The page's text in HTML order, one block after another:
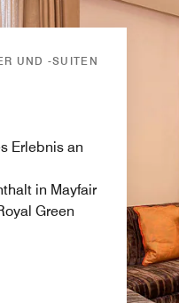
UND -SUITEN
Erlebnis an
in Mayfair
Green